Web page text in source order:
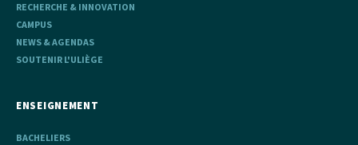
RECHERCHE & INNOVATION
CAMPUS
NEWS & AGENDAS
SOUTENIR L'ULIÈGE
ENSEIGNEMENT
BACHELIERS